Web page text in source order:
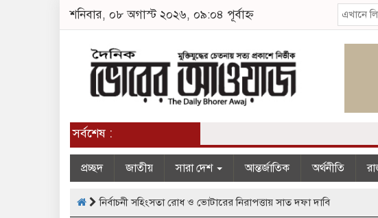
শনিবার, ০৮ অগাস্ট ২০২৬, ০৯:০৪ পূর্বাহ্ন
সর্বশেষ :
প্রচ্ছদ জাতীয় সারা দেশ আন্তর্জাতিক অর্থনীতি
নির্বাচনী সহিংসতা রোধ ও ভোটারের নিরাপত্তায় সাত দফা দাবি